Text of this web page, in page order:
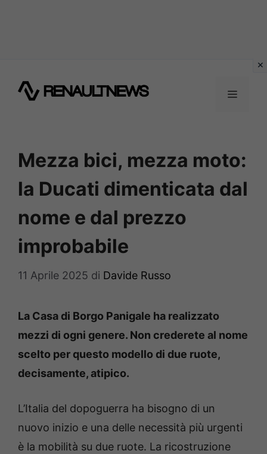
MENU
Mezza bici, mezza moto:
la Ducati dimenticata dal
nome e dal prezzo
improbabile
11 Aprile 2025 di Davide Russo
La Casa di Borgo Panigale ha realizzato
mezzi di ogni genere. Non crederete al nome
scelto per questo modello di due ruote,
decisamente, atipico.
L’Italia del dopoguerra ha bisogno di un
nuovo inizio e una delle necessità più urgenti
è la mobilità su due ruote. La ricostruzione